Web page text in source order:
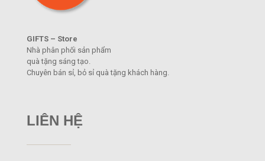
GIFTS – Store
Nhà phân phối sản phẩm
quà tặng sáng tạo.
Chuyên bán sỉ, bỏ sỉ quà tặng khách hàng.
LIÊN HỆ